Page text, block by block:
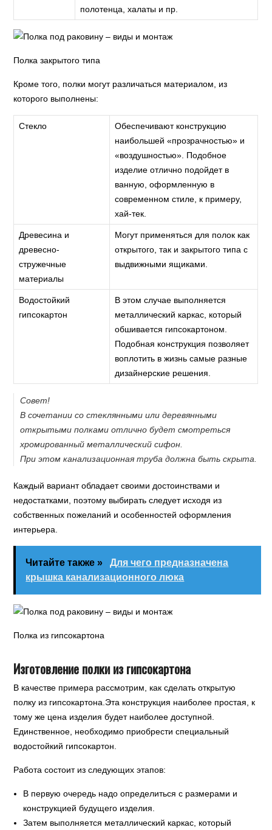
полотенца, халаты и пр.
Полка закрытого типа
Кроме того, полки могут различаться материалом, из
которого выполнены:
Стекло
Обеспечивают конструкцию
наибольшей «прозрачностью» и
«воздушностью». Подобное
изделие отлично подойдет в
ванную, оформленную в
современном стиле, к примеру,
хай-тек.
Древесина и
древесно-
стружечные
материалы
Могут применяться для полок как
открытого, так и закрытого типа с
выдвижными ящиками.
Водостойкий
гипсокартон
В этом случае выполняется
металлический каркас, который
обшивается гипсокартоном.
Подобная конструкция позволяет
воплотить в жизнь самые разные
дизайнерские решения.
Совет!
В сочетании со стеклянными или деревянными
открытыми полками отлично будет смотреться
хромированный металлический сифон.
При этом канализационная труба должна быть скрыта.
Каждый вариант обладает своими достоинствами и
недостатками, поэтому выбирать следует исходя из
собственных пожеланий и особенностей оформления
интерьера.
Читайте также »
Для чего предназначена
крышка канализационного люка
Полка из гипсокартона
Изготовление полки из гипсокартона
В качестве примера рассмотрим, как сделать открытую
полку из гипсокартона.Эта конструкция наиболее простая, к
тому же цена изделия будет наиболее доступной.
Единственное, необходимо приобрести специальный
водостойкий гипсокартон.
Работа состоит из следующих этапов:
В первую очередь надо определиться с размерами и
конструкцией будущего изделия.
Затем выполняется металлический каркас, который